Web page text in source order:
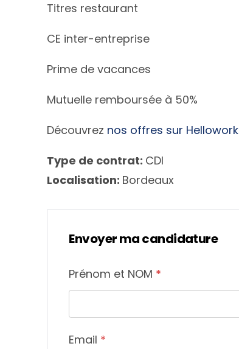
Titres restaurant
CE inter-entreprise
Prime de vacances
Mutuelle remboursée à 50%
Découvrez nos offres sur Hellowork
Type de contrat: CDI
Localisation: Bordeaux
Envoyer ma candidature
Prénom et NOM *
Email *